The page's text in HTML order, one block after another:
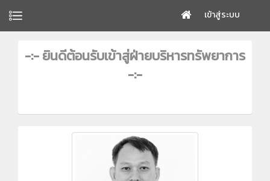
เข้าสู่ระบบ
-:- ยินดีต้อนรับเข้าสู่ฝ่ายบริหารทรัพยาการ
-:-